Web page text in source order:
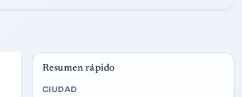
Resumen rápido
CIUDAD